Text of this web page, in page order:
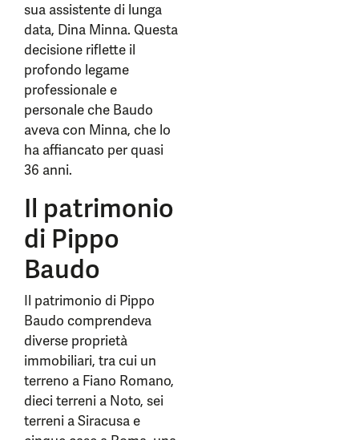
sua assistente di lunga
data, Dina Minna. Questa
decisione riflette il
profondo legame
professionale e
personale che Baudo
aveva con Minna, che lo
ha affiancato per quasi
36 anni.
Il patrimonio
di Pippo
Baudo
Il patrimonio di Pippo
Baudo comprendeva
diverse proprietà
immobiliari, tra cui un
terreno a Fiano Romano,
dieci terreni a Noto, sei
terreni a Siracusa e